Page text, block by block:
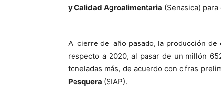
y Calidad Agroalimentaria (Senasica)
Al cierre del año pasado, la producción
respecto a 2020, al pasar de un millón
toneladas más, de acuerdo con cifras
Pesquera (SIAP).